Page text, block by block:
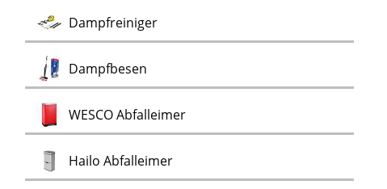
DampfreinigerTest
Dampfbesen
WESCO AbfalleimerTest
Hailo AbfalleimerTest